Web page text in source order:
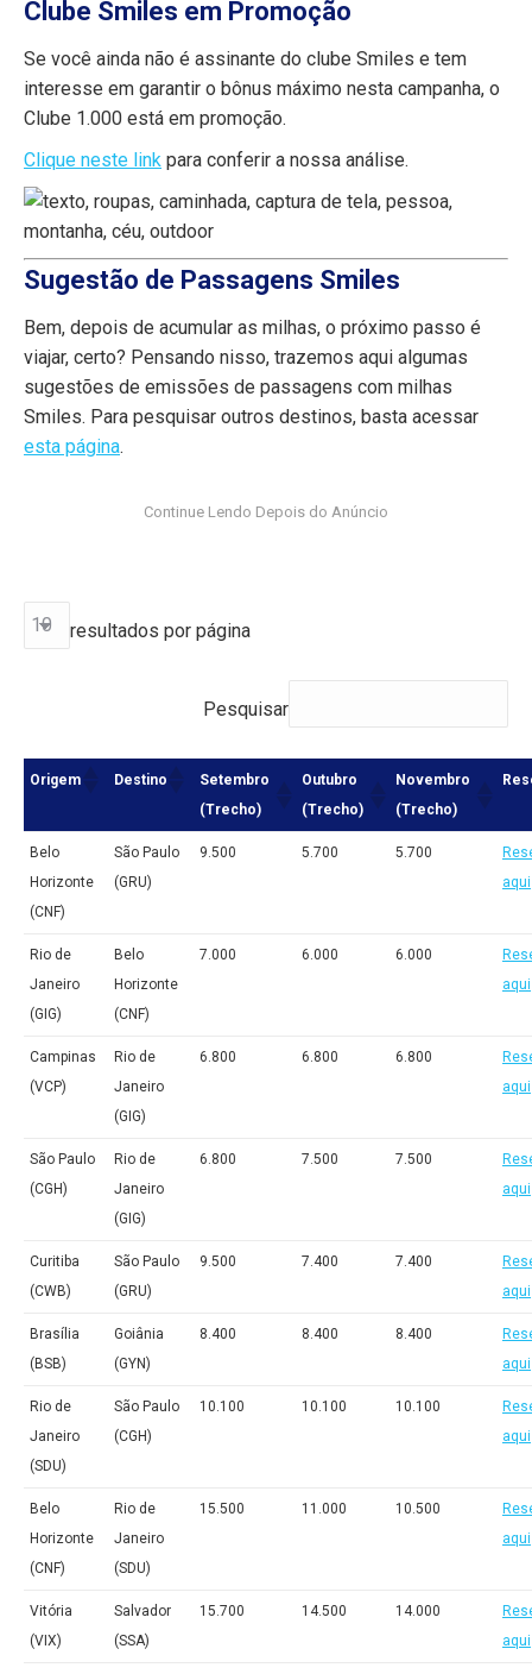
Clube Smiles em Promoção
Se você ainda não é assinante do clube Smiles e tem
interesse em garantir o bônus máximo nesta campanha, o
Clube 1.000 está em promoção.
Clique neste link para conferir a nossa análise.
Sugestão de Passagens Smiles
Bem, depois de acumular as milhas, o próximo passo é
viajar, certo? Pensando nisso, trazemos aqui algumas
sugestões de emissões de passagens com milhas
Smiles. Para pesquisar outros destinos, basta acessar
esta página.
resultados por página
Pesquisar
Origem Destino
Setembro
(Trecho)
Outubro
(Trecho)
Novembro
(Trecho)
Belo
Horizonte
(CNF)
São Paulo
(GRU)
9.500 5.700 5.700
aqui
Rio de
Janeiro
(GIG)
Belo
Horizonte
(CNF)
7.000 6.000 6.000
aqui
Campinas
(VCP)
Rio de
Janeiro
(GIG)
6.800 6.800 6.800
aqui
São Paulo
(CGH)
Rio de
Janeiro
(GIG)
6.800 7.500 7.500
aqui
Curitiba
(CWB)
São Paulo
(GRU)
9.500 7.400 7.400
aqui
Brasília
(BSB)
Goiânia
(GYN)
8.400 8.400 8.400
aqui
Rio de
Janeiro
(SDU)
São Paulo
(CGH)
10.100 10.100 10.100
aqui
Belo
Horizonte
(CNF)
Rio de
Janeiro
(SDU)
15.500 11.000 10.500
aqui
Vitória
(VIX)
Salvador
(SSA)
15.700 14.500 14.000
aqui